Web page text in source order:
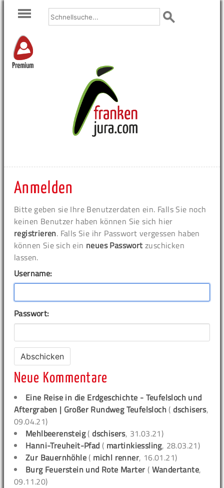
Premium
Anmelden
Bitte geben sie Ihre Benutzerdaten ein. Falls Sie noch
keinen Benutzer haben können Sie sich hier
registrieren. Falls Sie ihr Passwort vergessen haben
können Sie sich ein neues Passwort zuschicken
lassen.
Username:
Passwort:
Neue Kommentare
Eine Reise in die Erdgeschichte - Teufelsloch und
Aftergraben | Großer Rundweg Teufelsloch (dschisers,
09.04.21)
Mehlbeerensteig(dschisers, 31.03.21)
Hanni-Treuheit-Pfad ( martinkiessling, 28.03.21)
Zur Bauernhöhle ( michl renner, 16.01.21)
Burg Feuerstein und Rote Marter ( Wandertante,
09.11.20)